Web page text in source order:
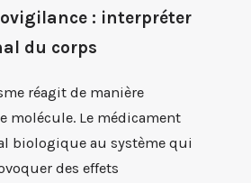
: interpréter
du corps
réagit de manière
molécule. Le médicament
biologique au système qui
des effets